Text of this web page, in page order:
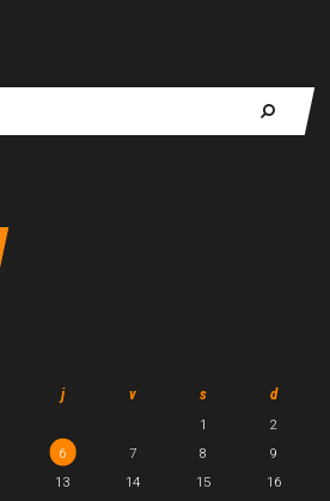
j v s d
1
2
6 7 8
9
13 14 15
16